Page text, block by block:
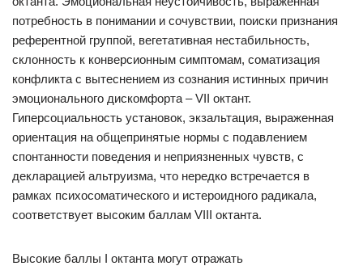
потребность в понимании и сочувствии, поиски признания
референтной группой, вегетативная нестабильность,
склонность к конверсионным симптомам, соматизация
конфликта с вытеснением из сознания истинных причин
эмоционального дискомфорта – VII октант.
Гиперсоциальность установок, экзальтация, выраженная
ориентация на общепринятые нормы с подавлением
спонтанности поведения и неприязненных чувств, с
декларацией альтруизма, что нередко встречается в
рамках психосоматического и истероидного радикала,
соответствует высоким баллам VIII октанта.
Высокие баллы I октанта могут отражать